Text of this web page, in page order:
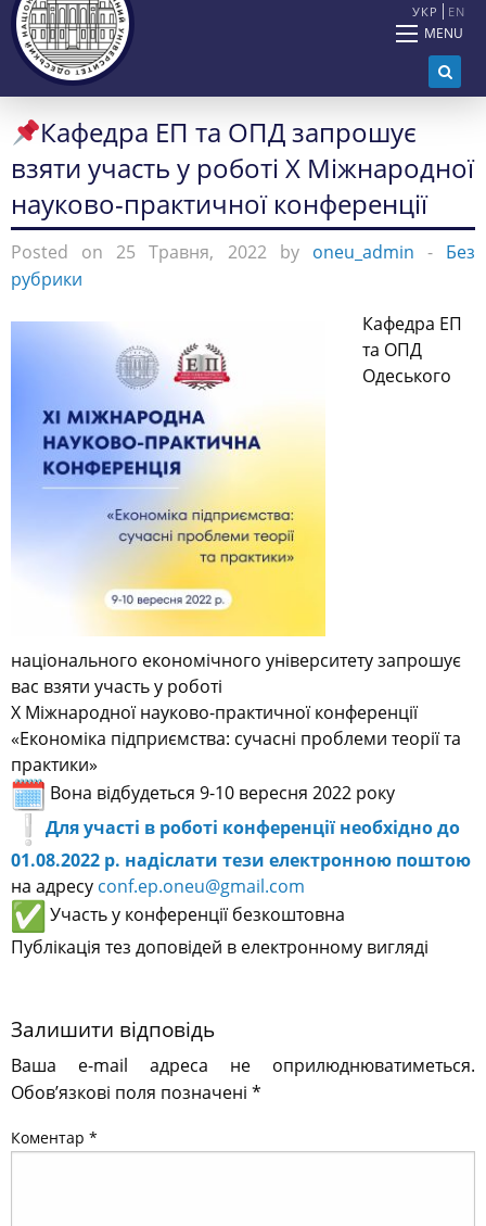
УКР EN
MENU
Кафедра ЕП та ОПД запрошує
взяти участь у роботі Х Міжнародної
науково-практичної конференції
Posted on 25 Травня, 2022 by oneu_admin - Без
рубрики
Кафедра ЕП
та ОПД
Одеського
національного економічного університету запрошує
вас взяти участь у роботі
Х Міжнародної науково-практичної конференції
«Економіка підприємства: сучасні проблеми теорії та
практики»
Вона відбудеться 9-10 вересня 2022 року
Для участі в роботі конференції необхідно до
01.08.2022 р. надіслати тези електронною поштою
на адресу conf.ep.oneu@gmail.com
Участь у конференції безкоштовна
Публікація тез доповідей в електронному вигляді
Залишити відповідь
Ваша e-mail адреса не оприлюднюватиметься.
Обов’язкові поля позначені *
Коментар *